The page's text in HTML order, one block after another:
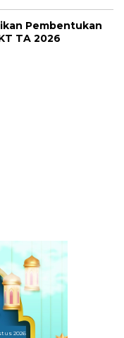
Pembentukan
TA 2026
2026